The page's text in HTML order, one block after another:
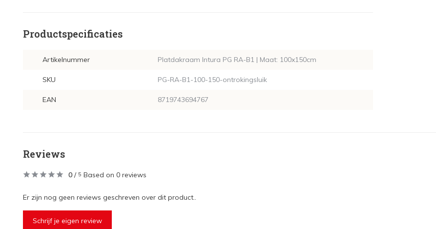
Productspecificaties
Artikelnummer Platdakraam Intura PG RA-B1 | Maat: 100x150cm
SKU PG-RA-B1-100-150-ontrokingsluik
EAN 8719743694767
Reviews
0 / 5 Based on 0 reviews
Er zijn nog geen reviews geschreven over dit product..
Schrijf je eigen review